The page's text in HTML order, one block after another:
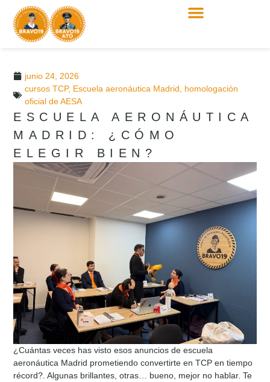
junio 24, 2026
cursos TCP, Escuela aeronáutica Madrid
homologación
oficial de AESA
ESCUELA AERONÁUTICA
MADRID: ¿CÓMO
ELEGIR BIEN?
¿Cuántas veces has visto esos anuncios de escuela
aeronáutica Madrid prometiendo convertirte en TCP en tiempo
récord?. Algunas brillantes, otras… bueno, mejor no hablar. Te